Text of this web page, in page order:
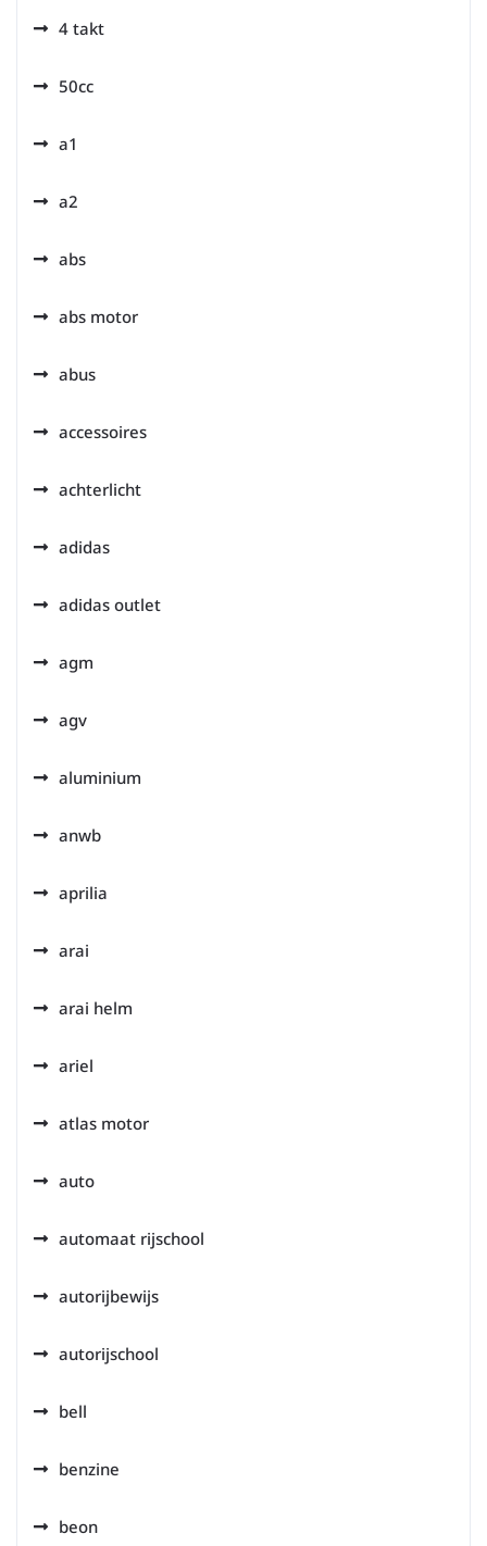
4 takt
50cc
a1
a2
abs
abs motor
abus
accessoires
achterlicht
adidas
adidas outlet
agm
agv
aluminium
anwb
aprilia
arai
arai helm
ariel
atlas motor
auto
automaat rijschool
autorijbewijs
autorijschool
bell
benzine
beon